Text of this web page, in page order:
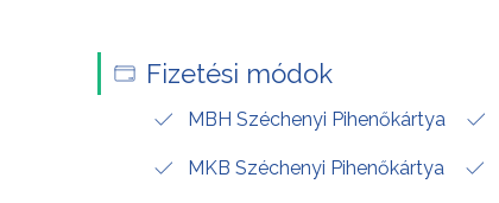
Fizetési módok
MBH Széchenyi Pihenőkártya
MKB Széchenyi Pihenőkártya